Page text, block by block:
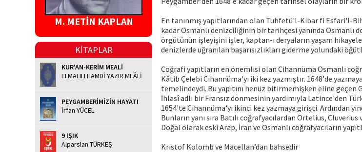
M. METİN KAPLAN
KİTAPLAR
KUR'AN-KERİM MEALİ
ELMALILI HAMDİ YAZIR MEÂLİ
PEYGAMBERİMİZİN HAYATI
İrfan YÜCEL
9 IŞIK
Alparslan TÜRKEŞ
En tanınmış yapıtlarından olan Tuhfetü'l-Kibar fi Esfari'l-
kadar Osmanlı denizciliğinin bir tarihçesi yanında Osmanlı
örgütünün işleyişini işler, kaptan-ı deryaların yaşam
denizlerde uğranılan başarısızlıkları giderme yolundaki
Coğrafi yapıtların en önemlisi olan Cihannüma Osmanlı
Kâtib Çelebi Cihannüma'yı iki kez yazmıştır. 1648'de
temelindeydi. Bu yapıtını henüz bitirmemişken eline geçen
İhlasî adlı bir Fransız dönmesinin yardımıyla Latince'den
1654'te Cihannüma'yı ikinci kez yazmaya girişti. Ardından
Bunların yanı sıra Batılı coğrafyacılardan Ortelius,
Doğal olarak eski Arap, İran ve Osmanlı coğrafyacıların
Kristof Kolomb ve Macellan’dan bahsedir